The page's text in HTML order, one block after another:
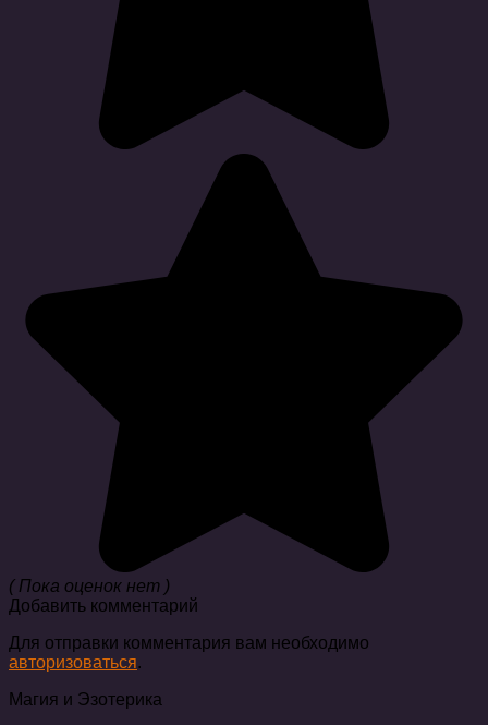
( Пока оценок нет )
Добавить комментарий
Для отправки комментария вам необходимо
авторизоваться.
Магия и Эзотерика